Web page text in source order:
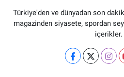
Türkiye'den ve dünyadan son
magazinden siyasete, spordan
içerikler.